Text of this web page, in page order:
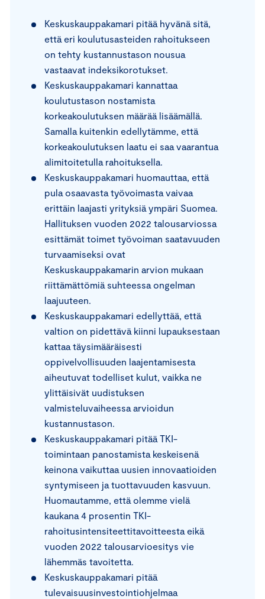
Keskuskauppakamari pitää hyvänä sitä,
että eri koulutusasteiden rahoitukseen
on tehty kustannustason nousua
vastaavat indeksikorotukset.
Keskuskauppakamari kannattaa
koulutustason nostamista
korkeakoulutuksen määrää lisäämällä.
Samalla kuitenkin edellytämme, että
korkeakoulutuksen laatu ei saa vaarantua
alimitoitetulla rahoituksella.
Keskuskauppakamari huomauttaa, että
pula osaavasta työvoimasta vaivaa
erittäin laajasti yrityksiä ympäri Suomea.
Hallituksen vuoden 2022 talousarviossa
esittämät toimet työvoiman saatavuuden
turvaamiseksi ovat
Keskuskauppakamarin arvion mukaan
riittämättömiä suhteessa ongelman
laajuuteen.
Keskuskauppakamari edellyttää, että
valtion on pidettävä kiinni lupauksestaan
kattaa täysimääräisesti
oppivelvollisuuden laajentamisesta
aiheutuvat todelliset kulut, vaikka ne
ylittäisivät uudistuksen
valmisteluvaiheessa arvioidun
kustannustason.
Keskuskauppakamari pitää TKI-
toimintaan panostamista keskeisenä
keinona vaikuttaa uusien innovaatioiden
syntymiseen ja tuottavuuden kasvuun.
Huomautamme, että olemme vielä
kaukana 4 prosentin TKI-
rahoitusintensiteettitavoitteesta eikä
vuoden 2022 talousarvioesitys vie
lähemmäs tavoitetta.
Keskuskauppakamari pitää
tulevaisuusinvestointiohjelmaa